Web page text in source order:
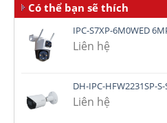
Có thể bạn sẽ thích
IPC-S7XP-6M0WED
Liên hệ
DH-IPC-HFW2231SP-S-
Liên hệ